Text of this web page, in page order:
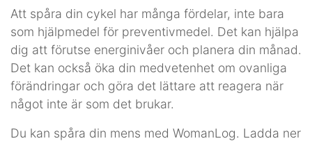
Att spåra din cykel har många fördelar, inte bara
som hjälpmedel för preventivmedel. Det kan hjälpa
dig att förutse energinivåer och planera din månad.
Det kan också öka din medvetenhet om ovanliga
förändringar och göra det lättare att reagera när
något inte är som det brukar.
Du kan spåra din mens med WomanLog. Ladda ner